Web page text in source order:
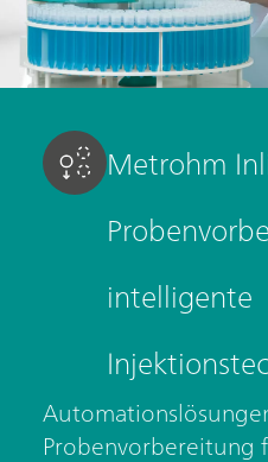
Metrohm
intelligente
Probenvorbereitung